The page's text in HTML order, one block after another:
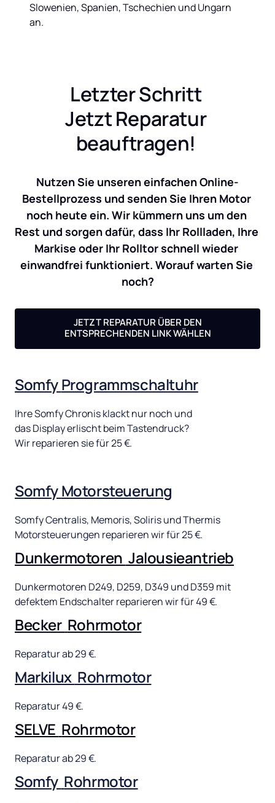
Slowenien, Spanien, Tschechien und Ungarn
an.
Letzter Schritt
Jetzt Reparatur
beauftragen!
Nutzen Sie unseren einfachen Online-
Bestellprozess und senden Sie Ihren Motor
noch heute ein. Wir kümmern uns um den
Rest und sorgen dafür, dass Ihr Rollladen, Ihre
Markise oder Ihr Rolltor schnell wieder
einwandfrei funktioniert. Worauf warten Sie
noch?
JETZT REPARATUR ÜBER DEN
ENTSPRECHENDEN LINK WÄHLEN
Somfy Programmschaltuhr
Ihre Somfy Chronis klackt nur noch und
das Display erlischt beim Tastendruck?
Wir reparieren sie für 25 €.
Somfy Motorsteuerung
Somfy Centralis, Memoris, Soliris und
Motorsteuerungen reparieren wir für 25 €.
Dunkermotoren Jalousieantrieb
Dunkermotoren D249, D259, D349 und D359
defektem Endschalter reparieren wir für 49 €.
Becker Rohrmotor
Reparatur ab 29 €.
Markilux Rohrmotor
Reparatur 49 €.
SELVE Rohrmotor
Reparatur ab 29 €.
Somfy Rohrmotor